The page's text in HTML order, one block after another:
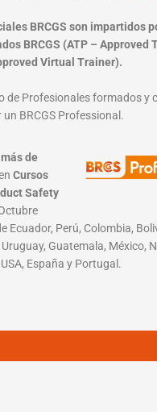
BRCGS son impartidos
BRCGS (ATP – Approved
Virtual Trainer).
de Profesionales formados y
un BRCGS Professional.
de
Cursos
Safety
Ecuador, Perú, Colombia,
Guatemala, México,
España y Portugal.